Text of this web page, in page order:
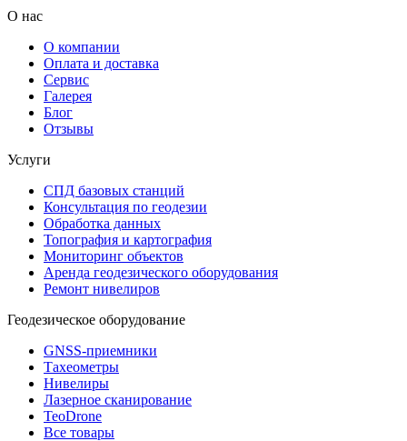
О нас
О компании
Оплата и доставка
Сервис
Галерея
Блог
Отзывы
Услуги
СПД базовых станций
Консультация по геодезии
Обработка данных
Топография и картография
Мониторинг объектов
Аренда геодезического оборудования
Ремонт нивелиров
Геодезическое оборудование
GNSS-приемники
Тахеометры
Нивелиры
Лазерное сканирование
TeoDrone
Все товары